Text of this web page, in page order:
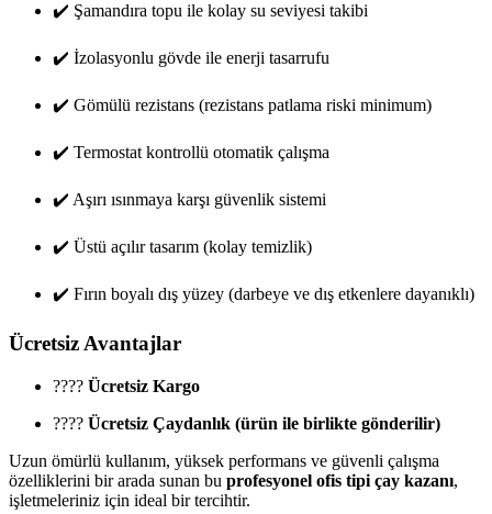
✔️ Şamandıra topu ile kolay su seviyesi takibi
✔️ İzolasyonlu gövde ile enerji tasarrufu
✔️ Gömülü rezistans (rezistans patlama riski minimum)
✔️ Termostat kontrollü otomatik çalışma
✔️ Aşırı ısınmaya karşı güvenlik sistemi
✔️ Üstü açılır tasarım (kolay temizlik)
✔️ Fırın boyalı dış yüzey (darbeye ve dış etkenlere dayanıklı)
Ücretsiz Avantajlar
???? Ücretsiz Kargo
???? Ücretsiz Çaydanlık (ürün ile birlikte gönderilir)
Uzun ömürlü kullanım, yüksek performans ve güvenli çalışma
özelliklerini bir arada sunan bu profesyonel ofis tipi çay kazanı,
işletmeleriniz için ideal bir tercihtir.